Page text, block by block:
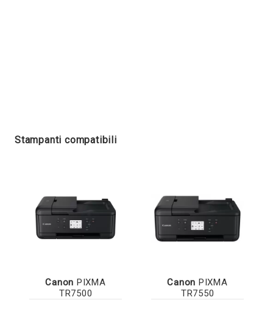
Stampanti compatibili
Canon PIXMA
TR7500
Canon PIXMA
TR7550